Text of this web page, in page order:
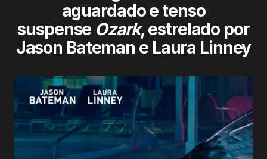
aguardado e tenso
suspense Ozark, estrelado por
Jason Bateman e Laura Linney